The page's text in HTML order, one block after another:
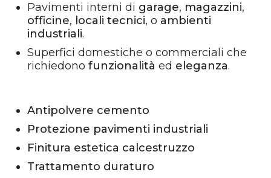
Pavimenti interni di garage, magazzini,
officine, locali tecnici, o ambienti
industriali.
Superfici domestiche o commerciali che
richiedonofunzionalità ed eleganza.
Antipolvere cemento
Protezione pavimenti industriali
Finitura estetica calcestruzzo
Trattamento duraturo